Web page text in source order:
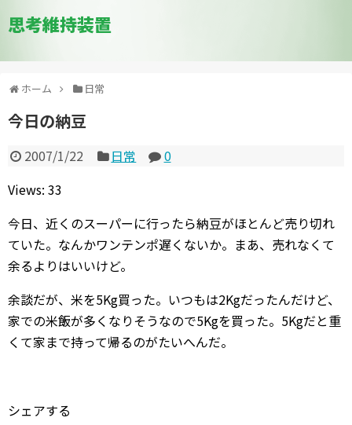
思考維持装置
ホーム 日常
今日の納豆
2007/1/22 日常
0
Views: 33
今日、近くのスーパーに行ったら納豆がほとんど売り切れ
ていた。なんかワンテンポ遅くないか。まあ、売れなくて
余るよりはいいけど。
余談だが、米を5Kg買った。いつもは2Kgだったんだけど、
家での米飯が多くなりそうなので5Kgを買った。5Kgだと重
くて家まで持って帰るのがたいへんだ。
シェアする